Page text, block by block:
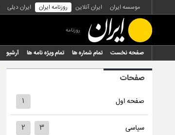
موسسه ایران ایران آنلاین روزنامه ایران ایران دیلی
روزنامه
صفحه نخست تمام شماره ها تمام ویژه نامه ها آرشیو
صفحات
صفحه اول ۱
سیاسی ۲ ۳